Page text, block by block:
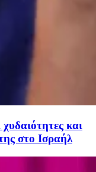
και
στο Ισραήλ